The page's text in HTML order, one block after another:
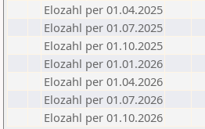
Elozahl per 01.04.2025
Elozahl per 01.07.2025
Elozahl per 01.10.2025
Elozahl per 01.01.2026
Elozahl per 01.04.2026
Elozahl per 01.07.2026
Elozahl per 01.10.2026